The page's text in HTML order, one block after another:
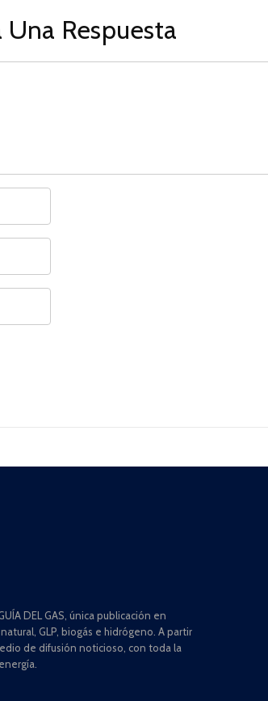
Una Respuesta
DEL GAS, única publicación en
GLP, biogás e hidrógeno. A partir
de difusión noticioso, con toda la